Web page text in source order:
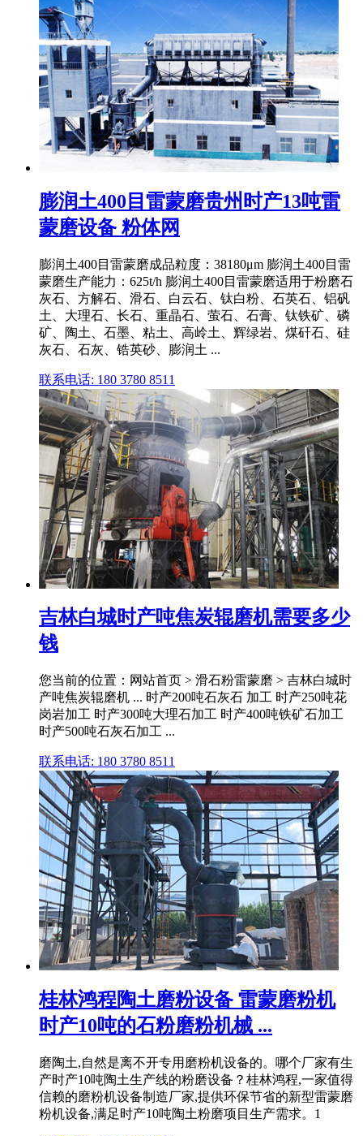
膨润土400目雷蒙磨贵州时产13吨雷
蒙磨设备 粉体网
膨润土400目雷蒙磨成品粒度：38180μm 膨润土400目雷
蒙磨生产能力：625t/h 膨润土400目雷蒙磨适用于粉磨石
灰石、方解石、滑石、白云石、钛白粉、石英石、铝矾
土、大理石、长石、重晶石、萤石、石膏、钛铁矿、磷
矿、陶土、石墨、粘土、高岭土、辉绿岩、煤矸石、硅
灰石、石灰、锆英砂、膨润土 ...
联系电话: 180 3780 8511
吉林白城时产吨焦炭辊磨机需要多少
钱
您当前的位置：网站首页 > 滑石粉雷蒙磨 > 吉林白城时
产吨焦炭辊磨机 ... 时产200吨石灰石 加工 时产250吨花
岗岩加工 时产300吨大理石加工 时产400吨铁矿石加工
时产500吨石灰石加工 ...
联系电话: 180 3780 8511
桂林鸿程陶土磨粉设备 雷蒙磨粉机
时产10吨的石粉磨粉机械 ...
磨陶土,自然是离不开专用磨粉机设备的。哪个厂家有生
产时产10吨陶土生产线的粉磨设备？桂林鸿程,一家值得
信赖的磨粉机设备制造厂家,提供环保节省的新型雷蒙磨
粉机设备,满足时产10吨陶土粉磨项目生产需求。1